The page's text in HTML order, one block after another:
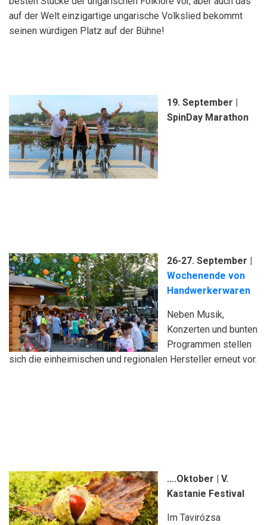
auf der Welt einzigartige ungarische Volkslied bekommt
seinen würdigen Platz auf der Bühne!
19. September |
SpinDay Marathon
26-27. September |
Wochenende von
Handwerkerwaren
Neben Musik,
Konzerten und bunten
Programmen stellen
sich die einheimischen und regionalen Hersteller erneut vor.
….Oktober | V.
Kastanie Festival
Im Tavirózsa